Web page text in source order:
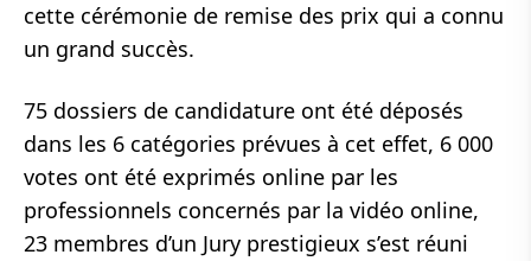
cette cérémonie de remise des prix qui a connu
un grand succès.
75 dossiers de candidature ont été déposés
dans les 6 catégories prévues à cet effet, 6 000
votes ont été exprimés online par les
professionnels concernés par la vidéo online,
23 membres d’un Jury prestigieux s’est réuni